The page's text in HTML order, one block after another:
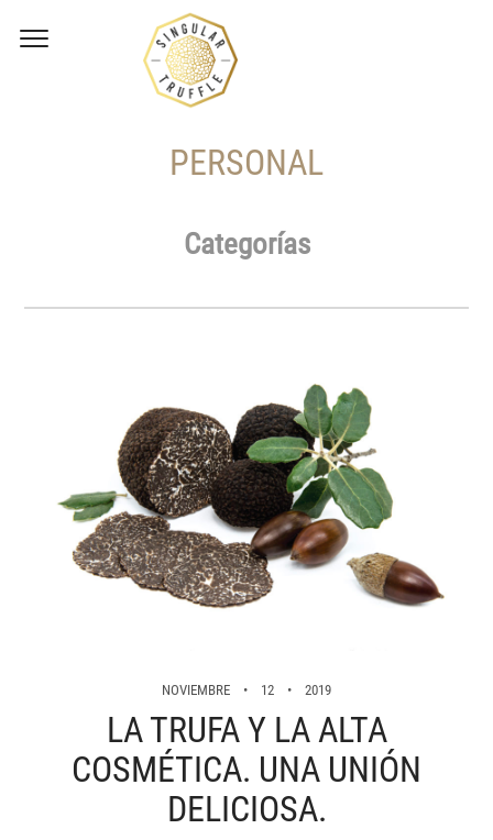
PERSONAL
Categorías
NOVIEMBRE 12 2019
LA TRUFA Y LA ALTA
COSMÉTICA. UNA UNIÓN
DELICIOSA.